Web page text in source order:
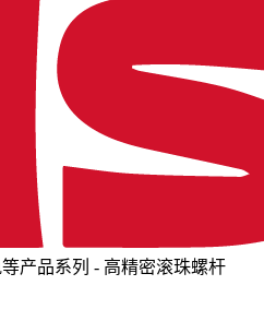
产品系列 - 高精密滚珠螺杆